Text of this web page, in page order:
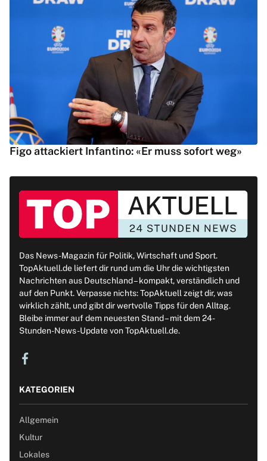
Figo attackiert Infantino: «Er muss sofort weg»
Das News-Magazin für Politik, Wirtschaft und Sport.
TopAktuell.de liefert dir rund um die Uhr die wichtigsten
Nachrichten aus Deutschland – kompakt, verständlich und
auf den Punkt. Verpasse nichts: TopAktuell zeigt dir, was
wirklich zählt, und gibt dir wertvolle Tipps für den Alltag.
Bleibe immer auf dem neuesten Stand – mit dem 24-
Stunden-News-Update von TopAktuell.de.
KATEGORIEN
Allgemein
Kultur
Lokales